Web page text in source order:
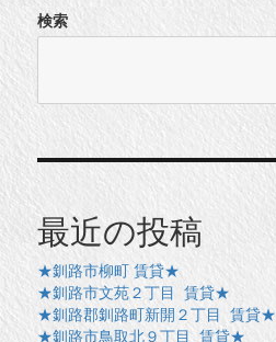
検索
最近の投稿
★釧路市柳町 賃貸★
★釧路市文苑２丁目 賃貸★
★釧路郡釧路町新開２丁目 賃貸★
★釧路市鳥取北９丁目 賃貸★